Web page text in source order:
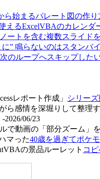
シリー
-2026/06/23
40歳を過ぎてポケ
コ